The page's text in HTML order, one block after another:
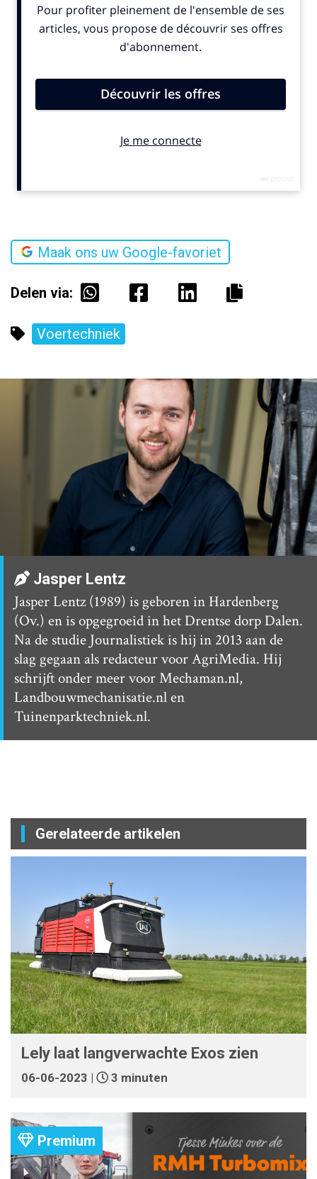
Maak ons uw Google-favoriet
Delen via:
Voertechniek
Jasper Lentz
Jasper Lentz (1989) is geboren in Hardenberg
(Ov.) en is opgegroeid in het Drentse dorp Dalen.
Na de studie Journalistiek is hij in 2013 aan de
slag gegaan als redacteur voor AgriMedia. Hij
schrijft onder meer voor Mechaman.nl,
Landbouwmechanisatie.nl en
Tuinenparktechniek.nl.
Gerelateerde artikelen
Lely laat langverwachte Exos zien
06-06-2023 | 3 minuten
Premium